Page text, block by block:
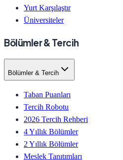
Yurt Karşılaştır
Üniversiteler
Bölümler & Tercih
Bölümler & Tercih
Taban Puanları
Tercih Robotu
2026 Tercih Rehberi
4 Yıllık Bölümler
2 Yıllık Bölümler
Meslek Tanıtımları